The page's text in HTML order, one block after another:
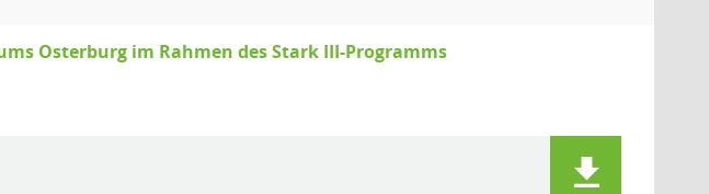
Osterburg im Rahmen des Stark III-Programms